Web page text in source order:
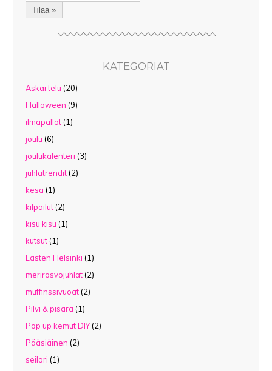
KATEGORIAT
Askartelu (20)
Halloween (9)
ilmapallot (1)
joulu (6)
joulukalenteri (3)
juhlatrendit (2)
kesä (1)
kilpailut (2)
kisu kisu (1)
kutsut (1)
Lasten Helsinki (1)
merirosvojuhlat (2)
muffinssivuoat (2)
Pilvi & pisara (1)
Pop up kemut DIY(2)
Pääsiäinen (2)
seilori (1)